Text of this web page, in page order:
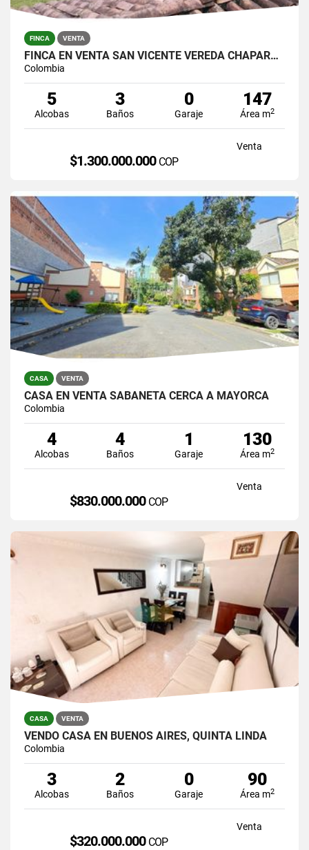
FINCA VENTA
FINCA EN VENTA SAN VICENTE VEREDA CHAPARRAL SOLO CONTADO
Colombia
5
Alcobas
3
Baños
0
Garaje
147
Área m2
Venta
$1.300.000.000 COP
CASA VENTA
CASA EN VENTA SABANETA CERCA A MAYORCA
Colombia
4
Alcobas
4
Baños
1
Garaje
130
Área m2
Venta
$830.000.000 COP
CASA VENTA
VENDO CASA EN BUENOS AIRES, QUINTA LINDA
Colombia
3
Alcobas
2
Baños
0
Garaje
90
Área m2
Venta
$320.000.000 COP